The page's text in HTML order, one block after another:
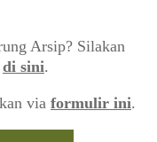
Arsip? Silakan
di sini.
via formulir ini.